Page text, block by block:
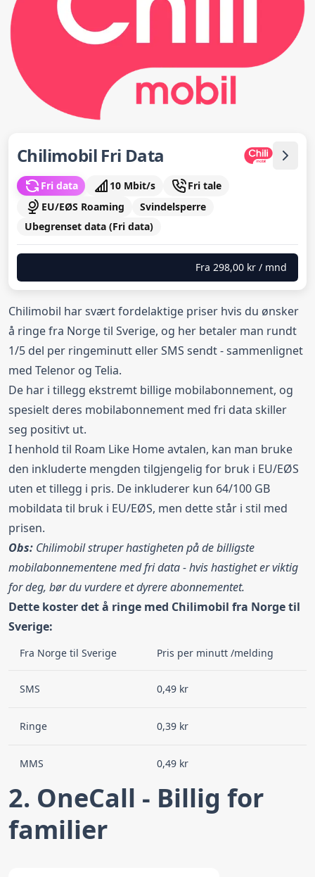
Chilimobil Fri Data
Fri data 10 Mbit/s
Fri tale
EU/EØS Roaming
Svindelsperre
Ubegrenset data (Fri data)
Fra 298,00 kr / mnd
Chilimobil har svært fordelaktige priser hvis du ønsker
å ringe fra Norge til Sverige, og her betaler man rundt
1/5 del per ringeminutt eller SMS sendt - sammenlignet
med Telenor og Telia.
De har i tillegg ekstremt billige mobilabonnement, og
spesielt deres mobilabonnement med fri data skiller
seg positivt ut.
I henhold til Roam Like Home avtalen, kan man bruke
den inkluderte mengden tilgjengelig for bruk i EU/EØS
uten et tillegg i pris. De inkluderer kun 64/100 GB
mobildata til bruk i EU/EØS, men dette står i stil med
prisen.
Obs: Chilimobil struper hastigheten på de billigste
mobilabonnementene med fri data - hvis hastighet er viktig
for deg, bør du vurdere et dyrere abonnementet.
Dette koster det å ringe med Chilimobil fra Norge til
Sverige:
Fra Norge til Sverige Pris per minutt /melding
SMS 0,49 kr
Ringe 0,39 kr
MMS 0,49 kr
2. OneCall - Billig for
familier